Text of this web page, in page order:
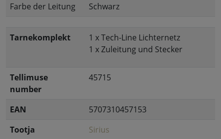
Farbe der Leitung
Schwarz
Tarnekomplekt
1 x Tech-Line Lichternetz
1 x Zuleitung und Stecker
Tellimuse
number
45715
EAN
5707310457153
Tootja
Sirius